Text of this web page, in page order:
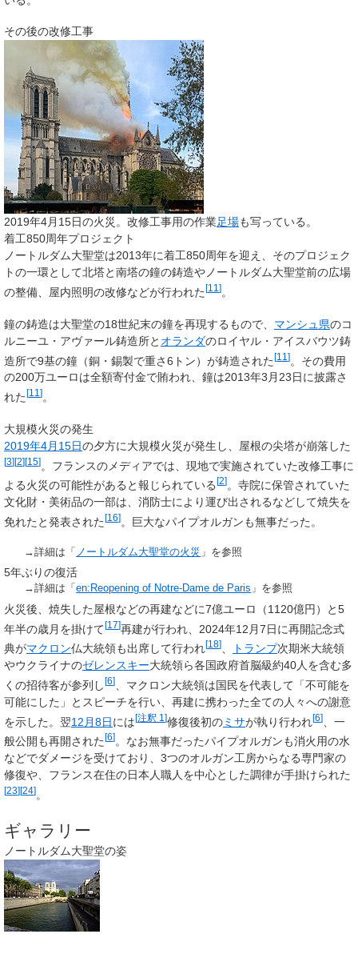
その後の改修工事
2019年4月15日の火災。改修工事用の作業足場も写っている。
着工850周年プロジェクト
ノートルダム大聖堂は2013年に着工850周年を迎え、そのプロジェク
トの一環として北塔と南塔の鐘の鋳造やノートルダム大聖堂前の広場
の整備、屋内照明の改修などが行われた [11 ] 。
鐘の鋳造は大聖堂の18世紀末の鐘を再現するもので、 マンシュ県のコ
ルニーユ・アヴァール鋳造所と オランダのロイヤル・アイスバウツ鋳
造所で9基の鐘（銅・錫製で重さ6トン）が鋳造された[11 ]。その費用
の200万ユーロは全額寄付金で賄われ、鐘は2013年3月23日に披露さ
れた [11 ] 。
大規模火災の発生
2019年4月15日の夕方に大規模火災が発生し、屋根の尖塔が崩落した
[3][2][15]。フランスのメディアでは、現地で実施されていた改修工事に
よる火災の可能性があると報じられている [2] 。寺院に保管されていた
文化財・美術品の一部は、消防士により運び出されるなどして焼失を
免れたと発表された[16]。巨大なパイプオルガンも無事だった。
→詳細は「 ノートルダム大聖堂の火災 」を参照
5年ぶりの復活
→詳細は「en:Reopening of Notre-Dame de Paris 」を参照
火災後、焼失した屋根などの再建などに7億ユーロ（1120億円）と5
年半の歳月を掛けて[17]再建が行われ、2024年12月7日に再開記念式
典がマクロン仏大統領も出席して行われ[18] トランプ次期米大統領
やウクライナのゼレンスキー大統領ら各国政府首脳級約40人を含む多
くの招待客が参列し [6]
、マクロン大統領は国民を代表して「不可能を
可能にした」とスピーチを行い、再建に携わった全ての人々への謝意
を示した。翌12月8日には[注釈 1 ]修復後初のミサが執り行われ[6]
、一
般公開も再開された [6] 。なお無事だったパイプオルガンも消火用の水
などでダメージを受けており、3つのオルガン工房からなる専門家の
修復や、フランス在住の日本人職人を中心とした調律が手掛けられた
[23][24]。
ギャラリー
ノートルダム大聖堂の姿